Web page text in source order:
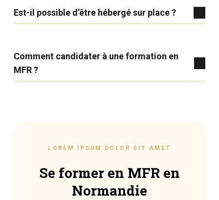
Est-il possible d’être hébergé sur place ?
Comment candidater à une formation en
MFR ?
LOREM IPSUM DOLOR SIT AMET
Se former en MFR en
Normandie